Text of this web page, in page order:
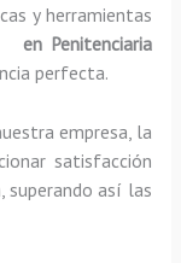
y herramientas
en Penitenciaria
perfecta.
empresa, la
satisfacción
superando así las